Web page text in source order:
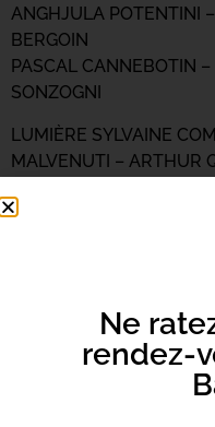
ANGHJULA POTENTINI
BERGOIN
PASCAL CANNEBOTIN
SONZOGNI
LUMIÈRE SYLVAINE
MALVENUTI – ARTHUR
ENZO MOSCONI
AVEC LE SOUTIEN DE
SAINT – ÉTIENNE /
Maria est une jeune fille
village du sud
de l’Italie avec sa
Ne
rendez-